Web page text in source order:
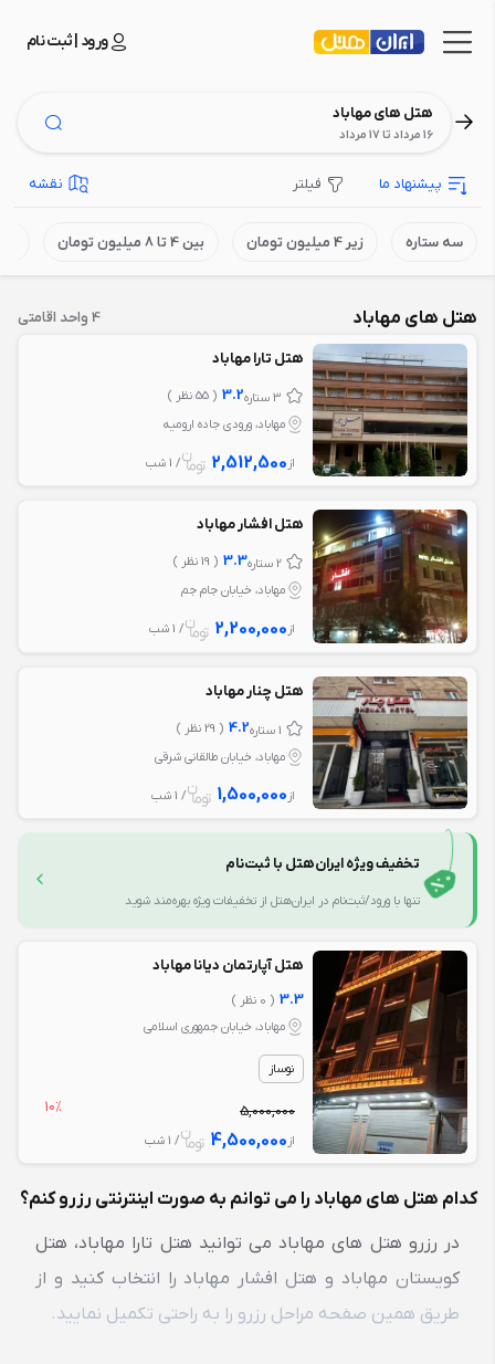
ورود | ثبت نام
هتل های مهاباد
16 مرداد تا 17 مرداد
پیشنهاد ما فیلتر نقشه
سه ستاره زیر 4 میلیون تومان بین 4 تا 8 میلیون تومان
هتل های مهاباد 4 واحد اقامتی
هتل تارا مهاباد
3 ستاره 3.2 ( 55 نظر )
مهاباد، ورودی جاده ارومیه
از 2,512,500 / 1 شب
هتل افشار مهاباد
2 ستاره 3.3 ( 19 نظر )
مهاباد، خیابان جام جم
از 2,200,000 / 1 شب
هتل چنار مهاباد
1 ستاره 4.2 ( 29 نظر )
مهاباد، خیابان طالقانی شرقی
از 1,500,000 / 1 شب
تخفیف ویژه ایران‌هتل با ثبت‌نام
تنها با ورود/ثبت‌نام در ایران‌هتل از تخفیفات ویژه بهره‌مند شوید
هتل آپارتمان دیانا مهاباد
3.3 ( 0 نظر )
مهاباد، خیابان جمهوری اسلامی
نوساز
5,000,000
10%
از 4,500,000 / 1 شب
کدام هتل های مهاباد را می توانم به صورت اینترنتی رزرو کنم؟
در رزرو هتل های مهاباد می توانید هتل تارا مهاباد، هتل
کویستان مهاباد و هتل افشار مهاباد را انتخاب کنید و از
طریق همین صفحه مراحل رزرو را به راحتی تکمیل نمایید.